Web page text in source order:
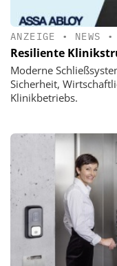
ANZEIGE • NEWS •
Resiliente
Moderne
Sicherheit,
Klinikbetriebs.